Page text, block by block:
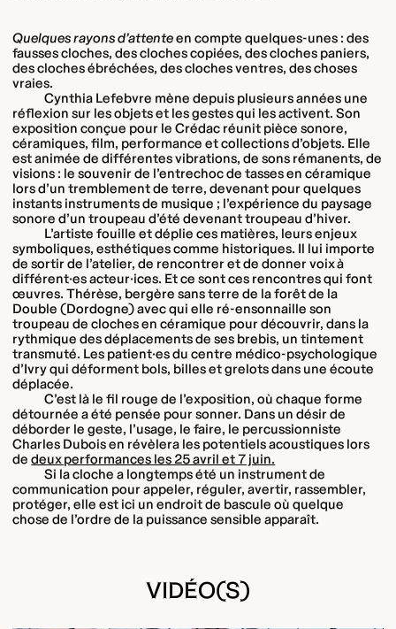
Quelques rayons d’attenteen compte quelques-unes : des
fausses cloches, des cloches copiées, des cloches paniers,
des cloches ébréchées, des cloches ventres, des choses
vraies.
Cynthia Lefebvre mène depuis plusieurs années une
réflexion sur les objets et les gestes qui les activent. Son
exposition conçue pour le Crédac réunit pièce sonore,
céramiques, film, performance et collections d’objets. Elle
est animée de différentes vibrations, de sons rémanents, de
visions : le souvenir de l’entrechoc de tasses en céramique
lors d’un tremblement de terre, devenant pour quelques
instants instruments de musique ; l’expérience du paysage
sonore d’un troupeau d’été devenant troupeau d’hiver.
L’artiste fouille et déplie ces matières, leurs enjeux
symboliques, esthétiques comme historiques. Il lui importe
de sortir de l’atelier, de rencontrer et de donner voix à
différent·es acteur·ices. Et ce sont ces rencontres qui font
œuvres. Thérèse, bergère sans terre de la forêt de la
Double (Dordogne) avec qui elle ré-ensonnaille son
troupeau de cloches en céramique pour découvrir, dans la
rythmique des déplacements de ses brebis, un tintement
transmuté. Les patient·es du centre médico-psychologique
d’Ivry qui déforment bols, billes et grelots dans une écoute
déplacée.
C’est là le fil rouge de l’exposition, où chaque forme
détournée a été pensée pour sonner. Dans un désir de
déborder le geste, l’usage, le faire, le percussionniste
Charles Dubois en révèlera les potentiels acoustiques lors
dedeux performances les 25 avril et 7 juin.
Si la cloche a longtemps été un instrument de
communication pour appeler, réguler, avertir, rassembler,
protéger, elle est ici un endroit de bascule où quelque
chose de l’ordre de la puissance sensible apparaît.
VIDÉO(S)